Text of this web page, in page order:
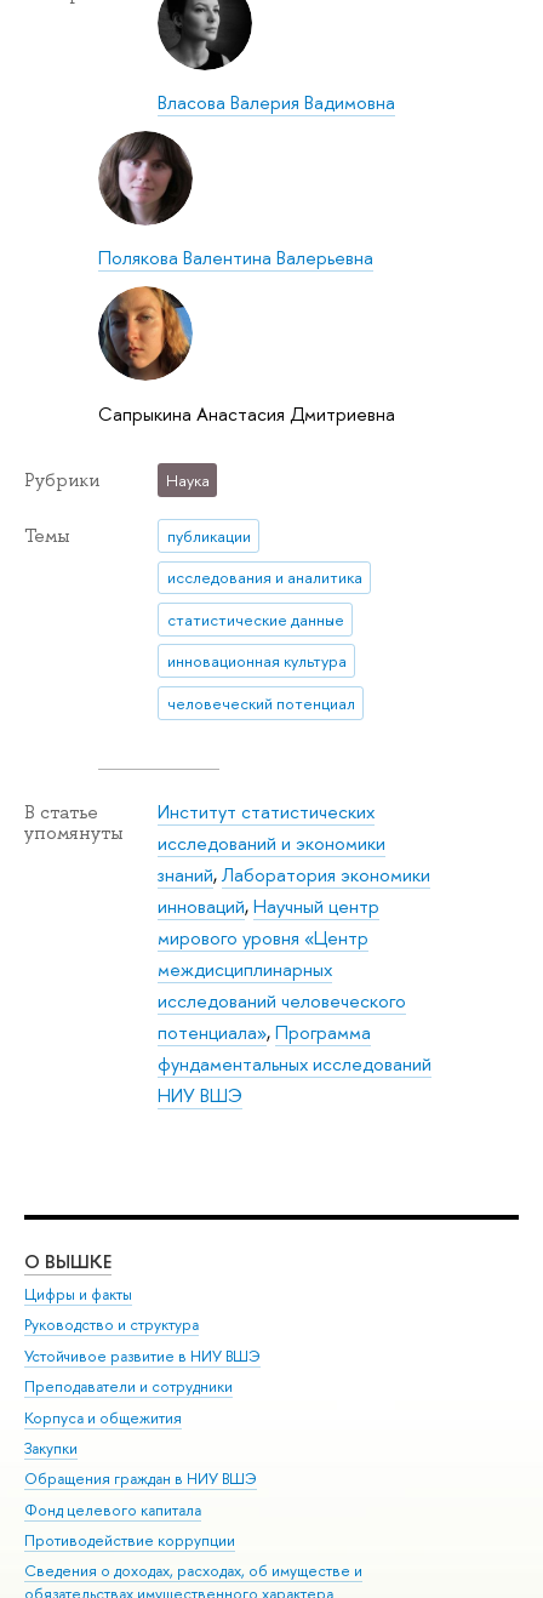
Власова Валерия Вадимовна
Полякова Валентина Валерьевна
Сапрыкина Анастасия Дмитриевна
Рубрики Наука
Темы
публикации
исследования и аналитика
статистические данные
инновационная культура
человеческий потенциал
В статье
упомянуты
Институт статистических
исследований и экономики
знаний,Лаборатория экономики
инноваций,Научный центр
мирового уровня «Центр
междисциплинарных
исследований человеческого
потенциала»,Программа
фундаментальных исследований
НИУ ВШЭ
О ВЫШКЕ
Цифры и факты
Руководство и структура
Устойчивое развитие в НИУ ВШЭ
Преподаватели и сотрудники
Корпуса и общежития
Закупки
Обращения граждан в НИУ ВШЭ
Фонд целевого капитала
Противодействие коррупции
Сведения о доходах, расходах, об имуществе и